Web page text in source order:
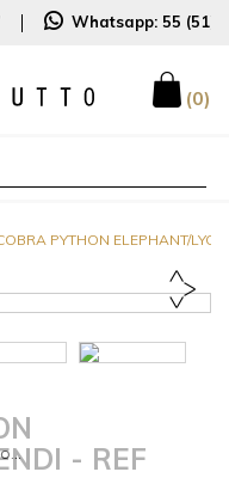
Whatsapp: 55 (51)
0
PYTHON ELEPHANT/
- REF